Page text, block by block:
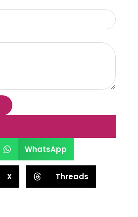
WhatsApp
X Threads